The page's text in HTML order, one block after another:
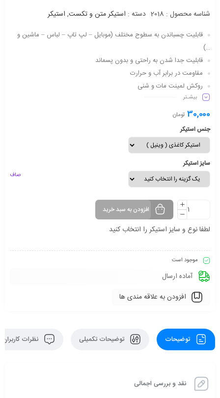
شناسه محصول : 2018 دسته : استیکر متن و تکست, استیکر
قابلیت چسباندن به سطوح مختلف (موبایل – لپ تاپ – لباس – ماشین و
…)
قابلیت جدا شدن به راحتی و بدون پسماند
مقاومت در برابر آب و حرارت
روکش لمینت مات و شنی
دارای شفافیت مناسب
ماندگاری طولانی مدت
بیشـتر
30,000 تومان
جنس استیکر
سایز استیکر
صاف
افزودن به سبد خرید
لطفا نوع و سایز استیکر را انتخاب کنید
موجود است
آماده ارسال
افزودن به علاقه مندی ها
توضیحات توضیحات تکمیلی نظرات کاربران
نقد و بررسی اجمالی